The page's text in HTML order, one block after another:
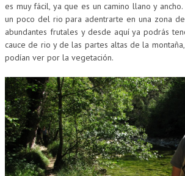
es muy fácil, ya que es un camino llano y
un poco del rio para adentrarte en una zona
abundantes frutales y desde aquí ya podrás
cauce de rio y de las partes altas de la
podían ver por la vegetación.